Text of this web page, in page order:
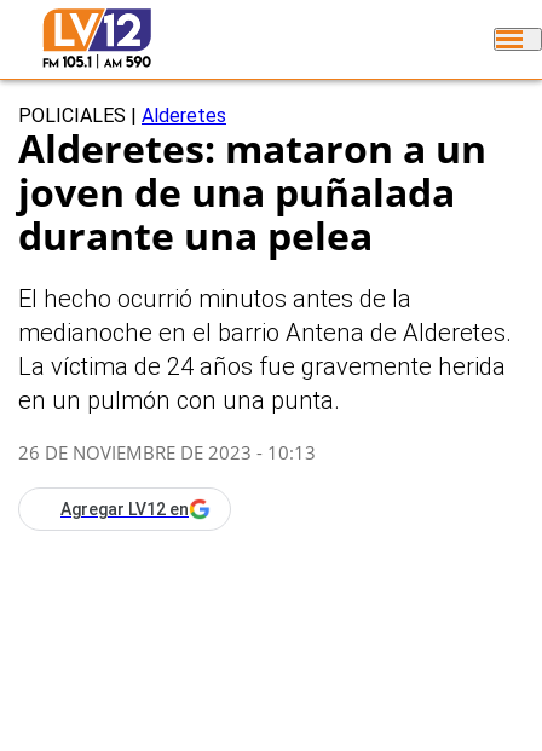
POLICIALES Alderetes
Alderetes: mataron a un
joven de una puñalada
durante una pelea
El hecho ocurrió minutos antes de la
medianoche en el barrio Antena de Alderetes.
La víctima de 24 años fue gravemente herida
en un pulmón con una punta.
26 DE NOVIEMBRE DE 2023 - 10:13
Agregar LV12 en